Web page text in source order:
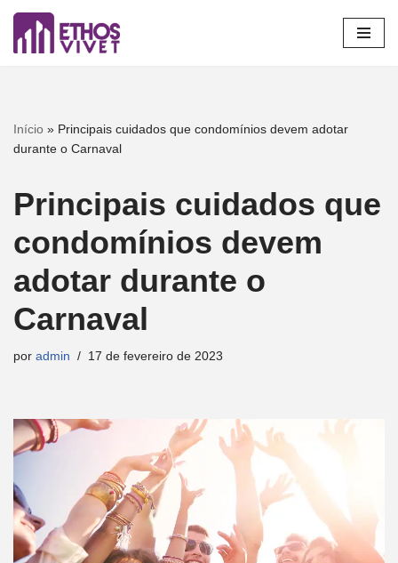
Início » Principais cuidados que condomínios devem adotar
durante o Carnaval
Principais cuidados que
condomínios devem
adotar durante o
Carnaval
por admin 17 de fevereiro de 2023